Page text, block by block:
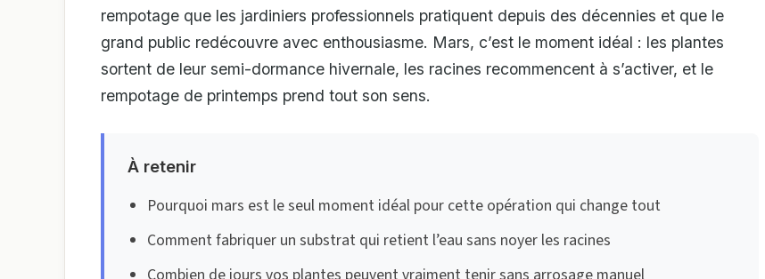
rempotage que les jardiniers professionnels pratiquent depuis des décennies et que le
grand public redécouvre avec enthousiasme. Mars, c’est le moment idéal : les plantes
sortent de leur semi-dormance hivernale, les racines recommencent à s’activer, et le
rempotage de printemps prend tout son sens.
À retenir
Pourquoi mars est le seul moment idéal pour cette opération qui change tout
Comment fabriquer un substrat qui retient l’eau sans noyer les racines